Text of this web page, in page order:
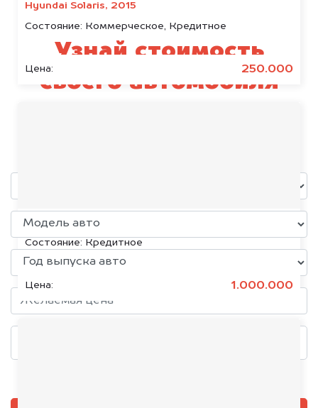
Hyundai Solaris, 2015
Состояние: Коммерческое, Кредитное
Цена: 250.000
KIA K5, 2020
Состояние: Кредитное
Цена: 1.000.000
Узнай стоимость
своего автомобиля